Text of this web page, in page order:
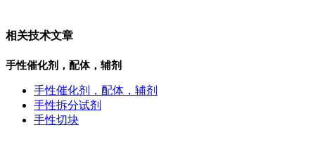
相关技术文章
手性催化剂，配体，辅剂
手性催化剂，配体，辅剂
手性拆分试剂
手性切块